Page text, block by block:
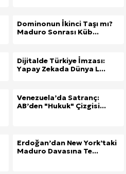
Dominonun İkinci Taşı mı?
Maduro Sonrası Küb...
Dijitalde Türkiye İmzası:
Yapay Zekada Dünya L...
Venezuela’da Satranç:
AB’den "Hukuk" Çizgisi...
Erdoğan’dan New York’taki
Maduro Davasına Te...